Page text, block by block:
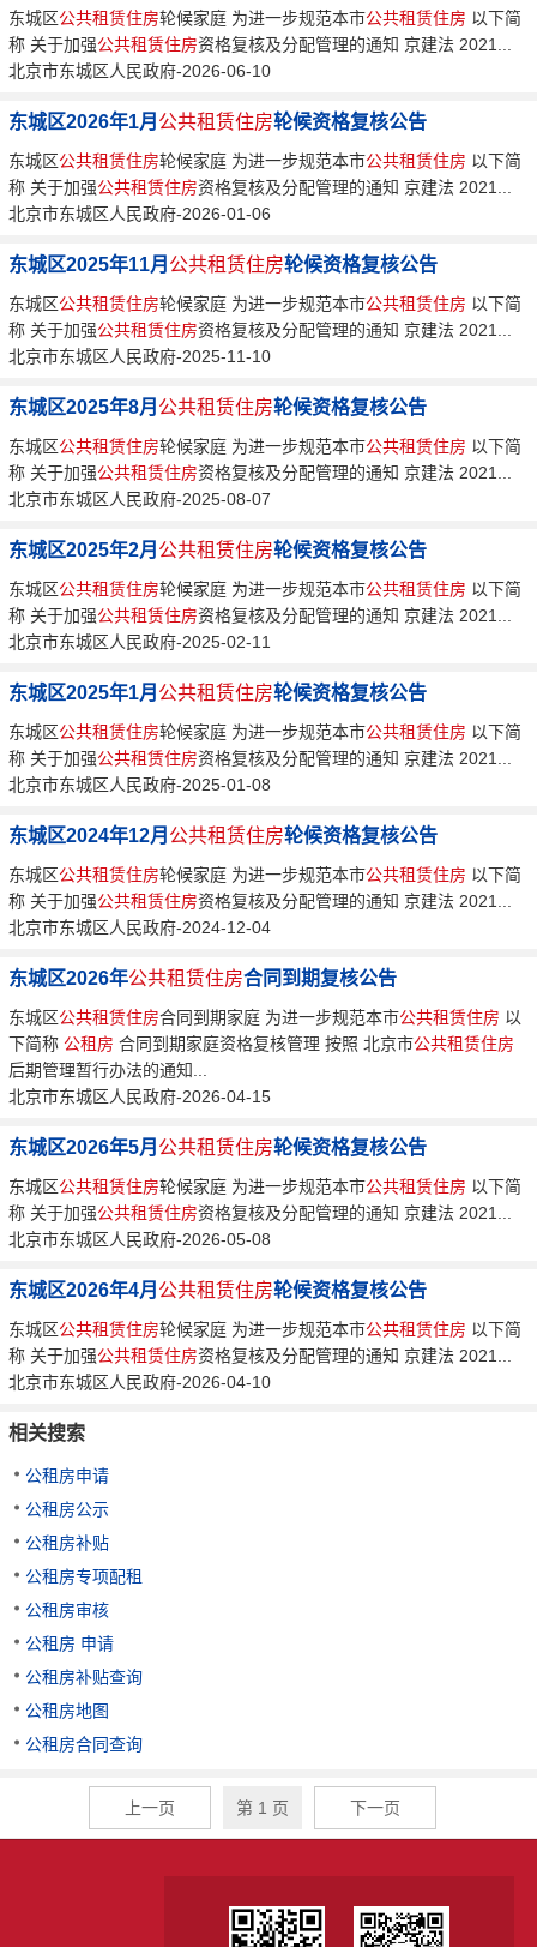
东城区公共租赁住房轮候家庭 为进一步规范本市公共租赁住房 以下简
称 关于加强公共租赁住房资格复核及分配管理的通知 京建法 2021...
北京市东城区人民政府-2026-06-10
东城区2026年1月 公共租赁住房轮候资格复核公告
东城区公共租赁住房轮候家庭 为进一步规范本市公共租赁住房 以下简
称 关于加强公共租赁住房资格复核及分配管理的通知 京建法 2021...
北京市东城区人民政府-2026-01-06
东城区2025年11月 公共租赁住房轮候资格复核公告
东城区公共租赁住房轮候家庭 为进一步规范本市公共租赁住房 以下简
称 关于加强公共租赁住房资格复核及分配管理的通知 京建法 2021...
北京市东城区人民政府-2025-11-10
东城区2025年8月 公共租赁住房轮候资格复核公告
东城区公共租赁住房轮候家庭 为进一步规范本市公共租赁住房 以下简
称 关于加强公共租赁住房资格复核及分配管理的通知 京建法 2021...
北京市东城区人民政府-2025-08-07
东城区2025年2月 公共租赁住房轮候资格复核公告
东城区公共租赁住房轮候家庭 为进一步规范本市公共租赁住房 以下简
称 关于加强公共租赁住房资格复核及分配管理的通知 京建法 2021...
北京市东城区人民政府-2025-02-11
东城区2025年1月 公共租赁住房轮候资格复核公告
东城区公共租赁住房轮候家庭 为进一步规范本市公共租赁住房 以下简
称 关于加强公共租赁住房资格复核及分配管理的通知 京建法 2021...
北京市东城区人民政府-2025-01-08
东城区2024年12月 公共租赁住房轮候资格复核公告
东城区公共租赁住房轮候家庭 为进一步规范本市公共租赁住房 以下简
称 关于加强公共租赁住房资格复核及分配管理的通知 京建法 2021...
北京市东城区人民政府-2024-12-04
东城区2026年公共租赁住房合同到期复核公告
东城区公共租赁住房合同到期家庭 为进一步规范本市公共租赁住房 以
下简称 公租房 合同到期家庭资格复核管理 按照 北京市公共租赁住房
后期管理暂行办法的通知...
北京市东城区人民政府-2026-04-15
东城区2026年5月 公共租赁住房轮候资格复核公告
东城区公共租赁住房轮候家庭 为进一步规范本市公共租赁住房 以下简
称 关于加强公共租赁住房资格复核及分配管理的通知 京建法 2021...
北京市东城区人民政府-2026-05-08
东城区2026年4月 公共租赁住房轮候资格复核公告
东城区公共租赁住房轮候家庭 为进一步规范本市公共租赁住房 以下简
称 关于加强公共租赁住房资格复核及分配管理的通知 京建法 2021...
北京市东城区人民政府-2026-04-10
相关搜索
公租房申请
公租房公示
公租房补贴
公租房专项配租
公租房审核
公租房 申请
公租房补贴查询
公租房地图
公租房合同查询
上一页 第 1 页 下一页